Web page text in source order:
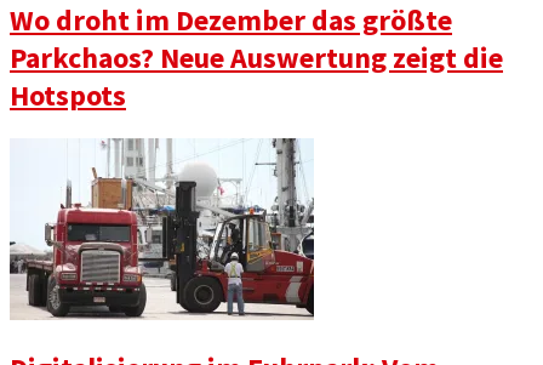
Wo droht im Dezember das größte
Parkchaos? Neue Auswertung zeigt die
Hotspots